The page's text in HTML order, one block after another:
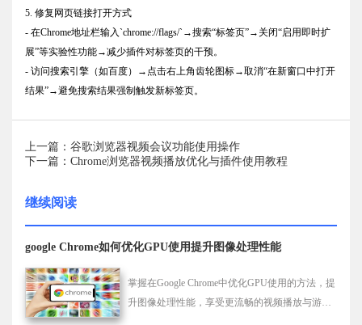
5. 修复网页链接打开方式
- 在Chrome地址栏输入`chrome://flags/`→搜索“标签页”→关闭“启用即时扩
展”等实验性功能→减少插件对标签页的干预。
- 访问搜索引擎（如百度）→点击右上角齿轮图标→取消“在新窗口中打开
结果”→避免搜索结果强制触发新标签页。
上一篇：谷歌浏览器视频会议功能使用操作
下一篇：Chrome浏览器视频播放优化与插件使用教程
继续阅读
google Chrome如何优化GPU使用提升图像处理性能
掌握在Google Chrome中优化GPU使用的方法，提
升图像处理性能，享受更流畅的视频播放与游戏